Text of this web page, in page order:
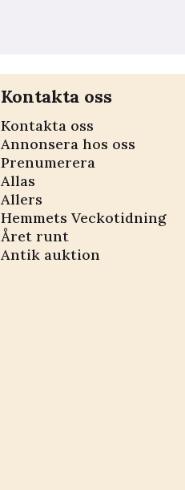
Kontakta oss
Kontakta oss
Annonsera hos oss
Prenumerera
Allas
Allers
Hemmets Veckotidning
Året runt
Antik auktion